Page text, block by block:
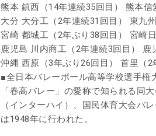
熊本 鎮西（14年連続35回目） 熊本信
大分 大分工（2年連続31回目） 東九
宮崎 都城工（2年ぶり38回目） 宮崎
鹿児島 川内商工（2年連続3回目） 鹿
沖縄 西原（3年ぶり26回目） 首里（2
■全日本バレーボール高等学校選手権
「春高バレー」の愛称で知られる同
（インターハイ）、国民体育大会バ
は1948年に行われた。